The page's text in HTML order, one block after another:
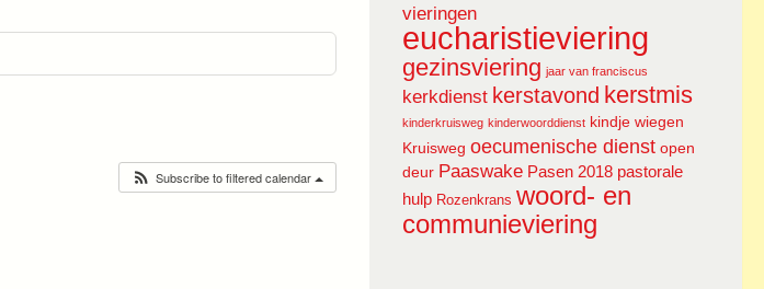
Subscribe to filtered calendar
vieringen
eucharistieviering
gezinsviering jaar van franciscus
kerkdienst kerstavond kerstmis
kinderkruisweg kinderwoorddienst kindje wiegen
Kruisweg oecumenische dienst open
deur Paaswake Pasen 2018 pastorale
hulp Rozenkrans woord- en
communieviering